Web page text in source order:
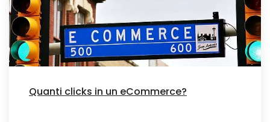
Quanti clicks in un eCommerce?